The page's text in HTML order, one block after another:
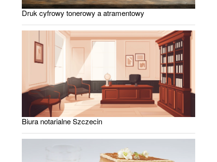
Druk cyfrowy tonerowy a atramentowy
Biura notarialne Szczecin